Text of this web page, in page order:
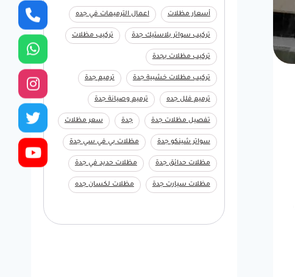
أسعار مظلات اعمال الترميمات في جده
تركيب سواتر بلاستيك جدة تركيب مظلات
تركيب مظلات بجدة
تركيب مظلات خشبية جدة ترميم جدة
ترميم فلل جده ترميم وصيانة جدة
تفصيل مظلات جدة جدة سعر مظلات
سواتر شينكو جدة مظلات بي في سي جدة
مظلات حدائق جدة مظلات حديد في جدة
مظلات سيارت جدة مظلات لكسان جده